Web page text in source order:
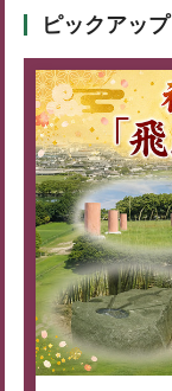
ピックアップ